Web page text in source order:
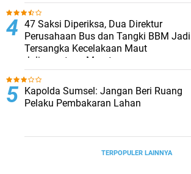
47 Saksi Diperiksa, Dua Direktur
Perusahaan Bus dan Tangki BBM Jadi
Tersangka Kecelakaan Maut
Jalinsumteng Muratara
Kapolda Sumsel: Jangan Beri Ruang
Pelaku Pembakaran Lahan
TERPOPULER LAINNYA